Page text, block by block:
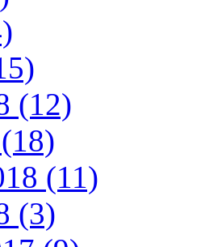
(12)
(11)
(3)